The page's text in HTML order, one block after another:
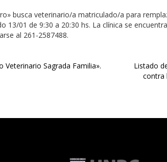
busca veterinario/a matriculado/a para
13/01 de 9:30 a 20:30 hs. La clínica se
al 261-2587488.
Veterinario Sagrada Familia».
Listado
contra